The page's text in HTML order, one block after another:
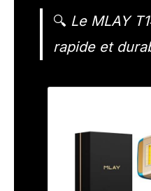
🔍 Le MLAY
rapide et